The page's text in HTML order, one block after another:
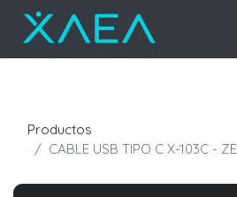
Productos
CABLE USB TIPO C X-103C -